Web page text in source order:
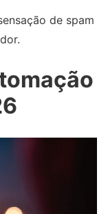
de spam